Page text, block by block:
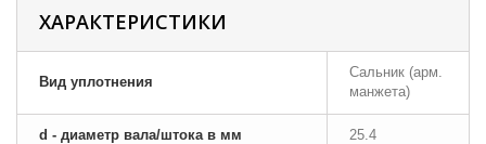
ХАРАКТЕРИСТИКИ
Вид уплотнения
Сальник (арм.
манжета)
d - диаметр вала/штока в мм 25.4